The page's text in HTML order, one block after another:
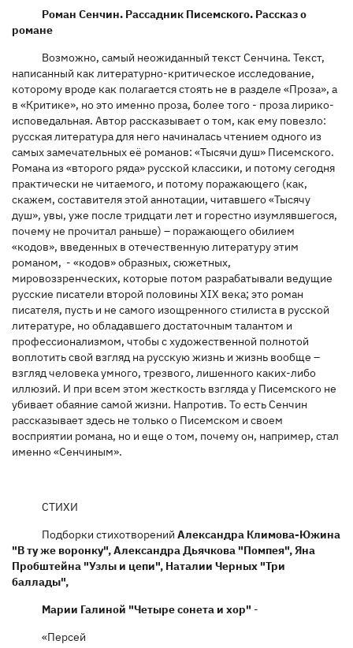
Роман Сенчин. Рассадник Писемского. Рассказ о
романе
Возможно, самый неожиданный текст Сенчина. Текст,
написанный как литературно-критическое исследование,
которому вроде как полагается стоять не в разделе «Проза», а
в «Критике», но это именно проза, более того - проза лирико-
исповедальная. Автор рассказывает о том, как ему повезло:
русская литература для него начиналась чтением одного из
самых замечательных её романов: «Тысячи душ» Писемского.
Романа из «второго ряда» русской классики, и потому сегодня
практически не читаемого, и потому поражающего (как,
скажем, составителя этой аннотации, читавшего «Тысячу
душ», увы, уже после тридцати лет и горестно изумлявшегося,
почему не прочитал раньше) – поражающего обилием
«кодов», введенных в отечественную литературу этим
романом, - «кодов» образных, сюжетных,
мировоззренческих, которые потом разрабатывали ведущие
русские писатели второй половины XIX века; это роман
писателя, пусть и не самого изощренного стилиста в русской
литературе, но обладавшего достаточным талантом и
профессионализмом, чтобы с художественной полнотой
воплотить свой взгляд на русскую жизнь и жизнь вообще –
взгляд человека умного, трезвого, лишенного каких-либо
иллюзий. И при всем этом жесткость взгляда у Писемского не
убивает обаяние самой жизни. Напротив. То есть Сенчин
рассказывает здесь не только о Писемском и своем
восприятии романа, но и еще о том, почему он, например, стал
именно «Сенчиным».
СТИХИ
Подборки стихотворений Александра Климова-Южина
"В ту же воронку", Александра Дьячкова "Помпея", Яна
Пробштейна "Узлы и цепи", Наталии Черных "Три
баллады",
Марии Галиной "Четыре сонета и хор" -
«Персей